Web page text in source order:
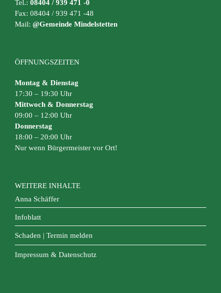
Tel.: 08404 / 939 471 -0
Fax: 08404 / 939 471 -48
Mail: @Gemeinde Mindelstetten
ÖFFNUNGSZEITEN
Montag & Dienstag
17:30 – 19:30 Uhr
Mittwoch & Donnerstag
09:00 – 12:00 Uhr
Donnerstag
18:00 – 20:00 Uhr
Nur wenn Bürgermeister vor Ort!
WEITERE INHALTE
Anna Schäffer
Infoblatt
Schaden | Termin melden
Impressum & Datenschutz